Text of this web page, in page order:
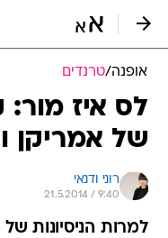
אופנה/טרנדים
לס איז מור:
של אמריקן
רוני ודנאי
21.5.2014 / 9:40
למרות הניסיונות